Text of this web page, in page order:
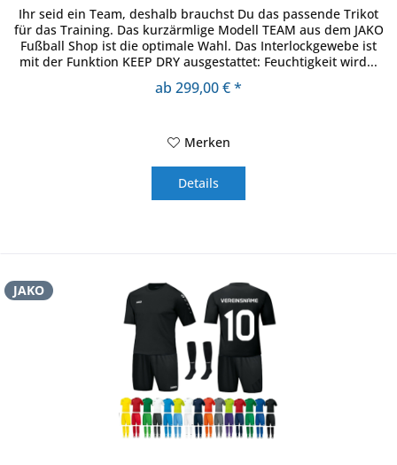
Ihr seid ein Team, deshalb brauchst Du das passende Trikot
für das Training. Das kurzärmlige Modell TEAM aus dem JAKO
Fußball Shop ist die optimale Wahl. Das Interlockgewebe ist
mit der Funktion KEEP DRY ausgestattet: Feuchtigkeit wird...
ab 299,00 € *
Merken
Details
JAKO